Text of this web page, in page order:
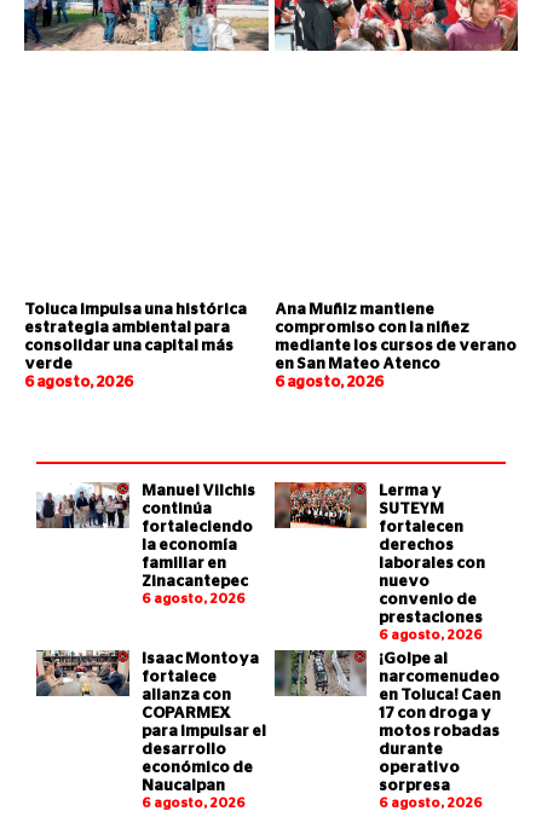
Toluca impulsa una histórica
estrategia ambiental para
consolidar una capital más
verde
6 agosto, 2026
Ana Muñiz mantiene
compromiso con la niñez
mediante los cursos de verano
en San Mateo Atenco
6 agosto, 2026
Manuel Vilchis
continúa
fortaleciendo
la economía
familiar en
Zinacantepec
6 agosto, 2026
Lerma y
SUTEYM
fortalecen
derechos
laborales con
nuevo
convenio de
prestaciones
6 agosto, 2026
Isaac Montoya
fortalece
alianza con
COPARMEX
para impulsar el
desarrollo
económico de
Naucalpan
6 agosto, 2026
¡Golpe al
narcomenudeo
en Toluca! Caen
17 con droga y
motos robadas
durante
operativo
sorpresa
6 agosto, 2026